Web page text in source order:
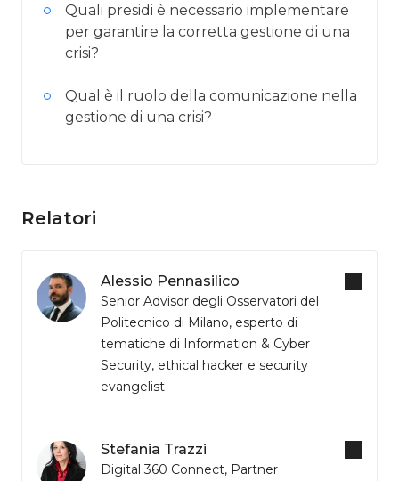
Quali presidi è necessario implementare
per garantire la corretta gestione di una
crisi?
Qual è il ruolo della comunicazione nella
gestione di una crisi?
Relatori
Alessio Pennasilico
Senior Advisor degli Osservatori del
Politecnico di Milano, esperto di
tematiche di Information & Cyber
Security, ethical hacker e security
evangelist
Stefania Trazzi
Digital 360 Connect, Partner